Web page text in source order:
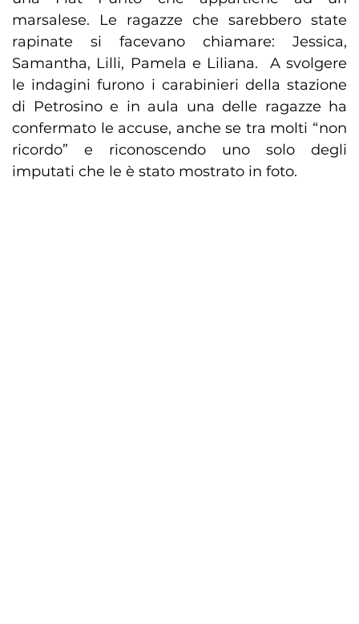
marsalese. Le ragazze che sarebbero state
rapinate si facevano chiamare: Jessica,
Samantha, Lilli, Pamela e Liliana. A svolgere
le indagini furono i carabinieri della stazione
di Petrosino e in aula una delle ragazze ha
confermato le accuse, anche se tra molti “non
ricordo” e riconoscendo uno solo degli
imputati che le è stato mostrato in foto.